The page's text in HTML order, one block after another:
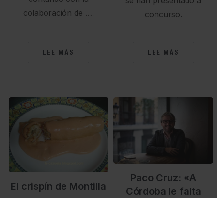
colaboración de ….
LEE MÁS
concurso.
LEE MÁS
El crispín de Montilla
Paco Cruz: «A
Córdoba le falta